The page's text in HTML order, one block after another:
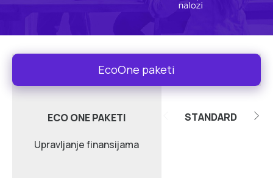
EcoOne paketi
ECO ONE PAKETI
Upravljanje finansijama
STANDARD